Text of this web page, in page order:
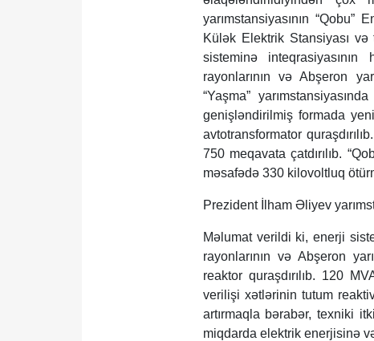
yarımstansiyasının “Qobu”
Külək Elektrik Stansiyası və
sisteminə
rayonlarının və Abşeron
“Yaşma”
genişləndirilmiş formada
avtotransformator
750 meqavata çatdırılıb.
məsafədə 330 kilovoltluq
Prezident İlham Əliyev
Məlumat verildi ki, enerji
rayonlarının və Abşeron
reaktor quraşdırılıb. 120
verilişi xətlərinin tutum
artırmaqla bərabər, texniki
miqdarda elektrik enerjisinə